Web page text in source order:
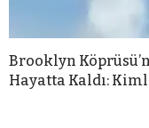
Brooklyn
Hayatta Kaldı: